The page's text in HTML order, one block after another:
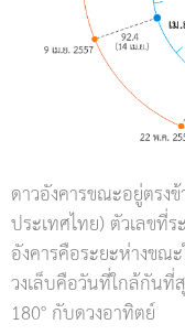
ดาวอังคารขณะอยู่ตรง
ประเทศไทย) ตัวเลขที่ร
อังคารคือระยะห่างขณ
วงเล็บคือวันที่ใกล้กันที่
180° กับดวงอาทิตย์